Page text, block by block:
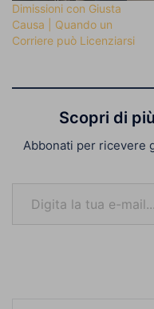
Dimissioni con Giusta
Causa | Quando un
Corriere può Licenziarsi
Scopri di
Abbonati per ricevere
Digita la tua e-mail...